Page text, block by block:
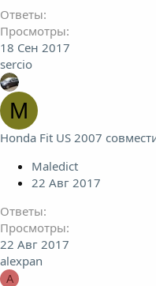
Ответы
Просмотры
18 Сен 2017
sercio
M
Honda Fit US 2007
Maledict
22 Авг 2017
Ответы
Просмотры
22 Авг 2017
alexpan
A